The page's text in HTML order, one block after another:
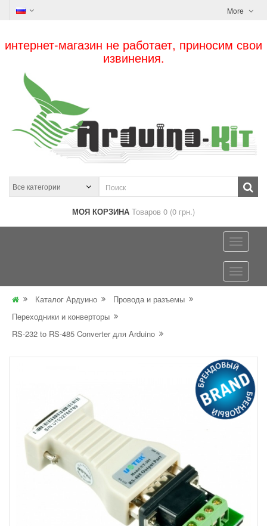
More
интернет-магазин не работает, приносим свои
извинения.
МОЯ КОРЗИНА Товаров 0 (0 грн.)
Каталог Ардуино
Провода и разъемы
Переходники и конверторы
RS-232 to RS-485 Converter для Arduino